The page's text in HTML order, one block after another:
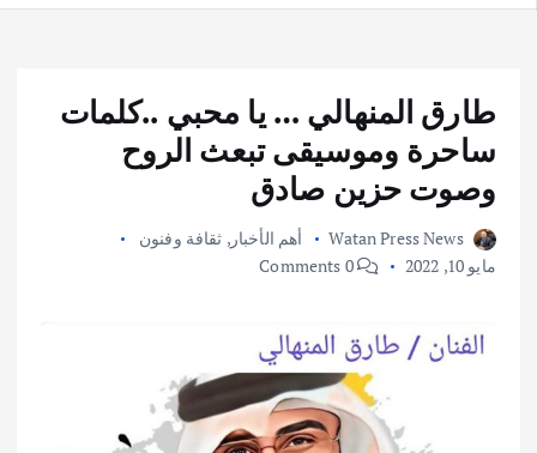
طارق المنهالي … يا محبي ..كلمات
ساحرة وموسيقى تبعث الروح
وصوت حزين صادق
Watan Press News أهم الأخبار, ثقافة وفنون
مايو 10, 2022
0 Comments